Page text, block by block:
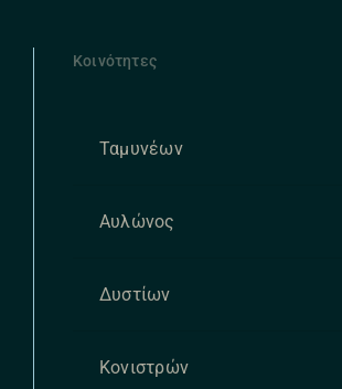
Κοινότητες
Ταμυνέων
Αυλώνος
Δυστίων
Κονιστρών